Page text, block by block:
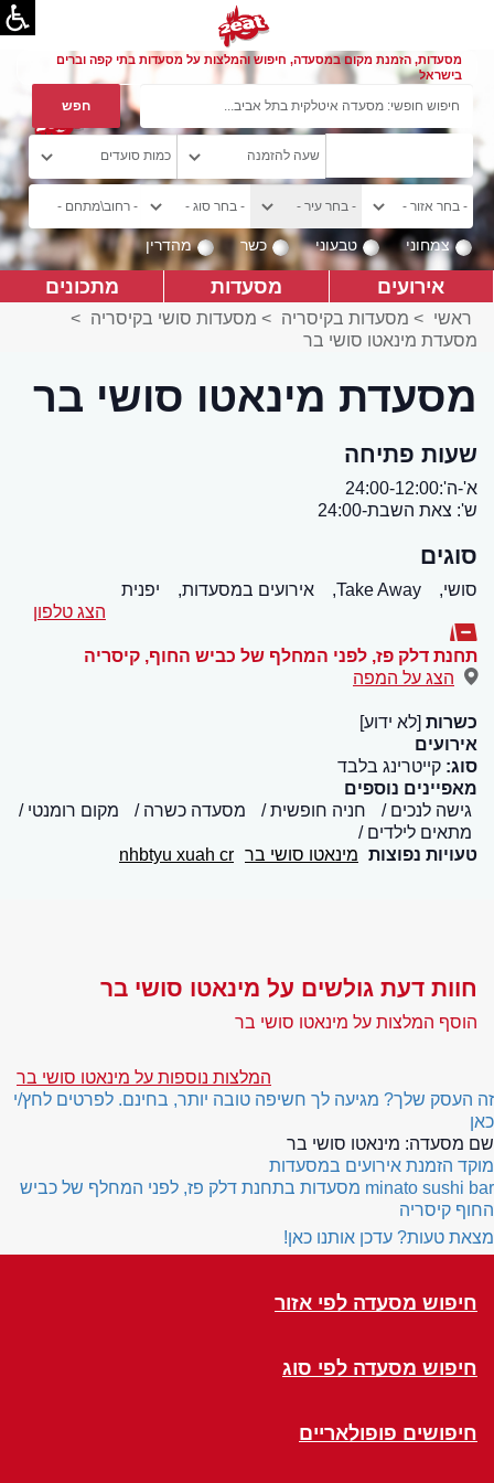
מסעדות, הזמנת מקום במסעדה, חיפוש והמלצות על מסעדות בתי קפה וברים
בישראל
צמחוני טבעוני כשר מהדרין
אירועים מסעדות מתכונים
ראשי > מסעדות בקיסריה > מסעדות סושי בקיסריה >
מסעדת מינאטו סושי בר
מסעדת מינאטו סושי בר
שעות פתיחה
א'-ה':24:00-12:00
ש': צאת השבת-24:00
סוגים
סושי, Take Away, אירועים במסעדות,
יפנית
הצג טלפון
תחנת דלק פז, לפני המחלף של כביש החוף, קיסריה
הצג על המפה
כשרות [לא ידוע]
אירועים
סוג: קייטרינג בלבד
מאפיינים נוספים
גישה לנכים
חניה חופשית מסעדה כשרה
מקום רומנטי
מתאים לילדים
טעויות נפוצות מינאטו סושי בר nhbtyu xuah cr
חוות דעת גולשים על מינאטו סושי בר
הוסף המלצות על מינאטו סושי בר
המלצות נוספות על מינאטו סושי בר
זה העסק שלך? מגיעה לך חשיפה טובה יותר, בחינם. לפרטים לחץ/י
כאן
שם מסעדה: מינאטו סושי בר
מוקד הזמנת אירועים במסעדות
minato sushi bar מסעדות בתחנת דלק פז, לפני המחלף של כביש
החוף קיסריה
מצאת טעות? עדכן אותנו כאן!
חיפוש מסעדה לפי אזור
חיפוש מסעדה לפי סוג
חיפושים פופולאריים